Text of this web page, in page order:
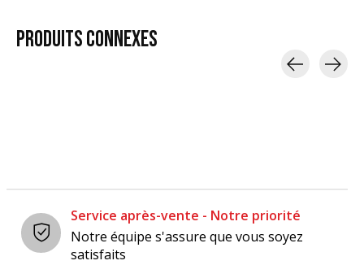
PRODUITSCONNEXES
Service après-vente - Notre priorité
Notre équipe s'assure que vous soyez
satisfaits